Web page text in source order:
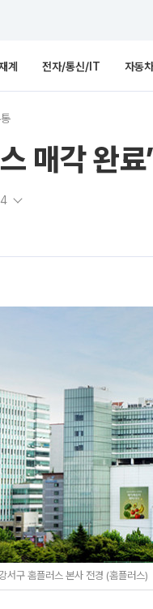
계 전자/통신/IT 자동차
매각 완
서구 홈플러스 본사 전경 (홈플러스)